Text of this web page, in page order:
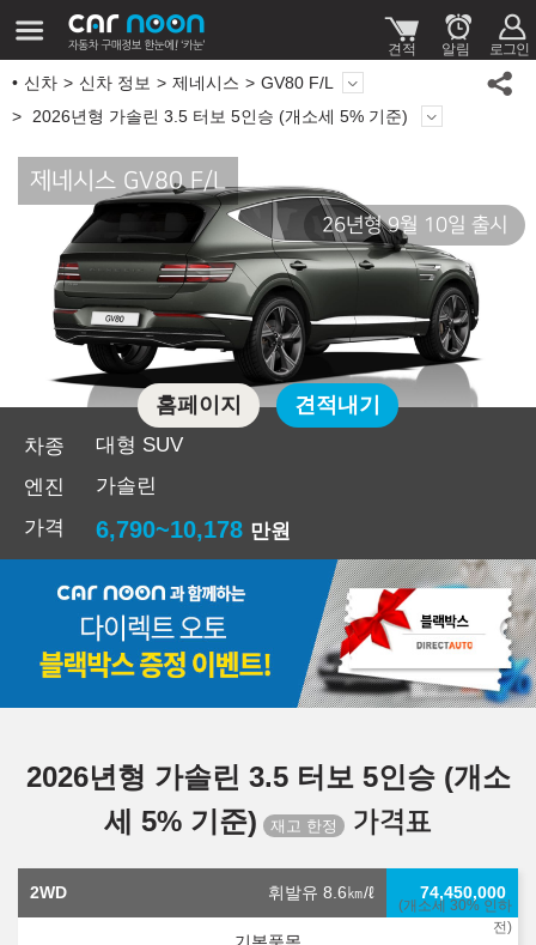
신차 신차 정보 제네시스
GV80 F/L
2026년형 가솔린 3.5 터보 5인승 (개소세 5% 기준)
제네시스 GV80 F/L
26년형 9월 10일 출시
차종
대형 SUV
엔진
가솔린
가격
6,790~10,178 만원
홈페이지 견적내기
2026년형 가솔린 3.5 터보 5인승 (개소
세 5% 기준)
가격표
2WD 휘발유 8.6㎞/ℓ
(개소세 30% 인하
전)
74,450,000